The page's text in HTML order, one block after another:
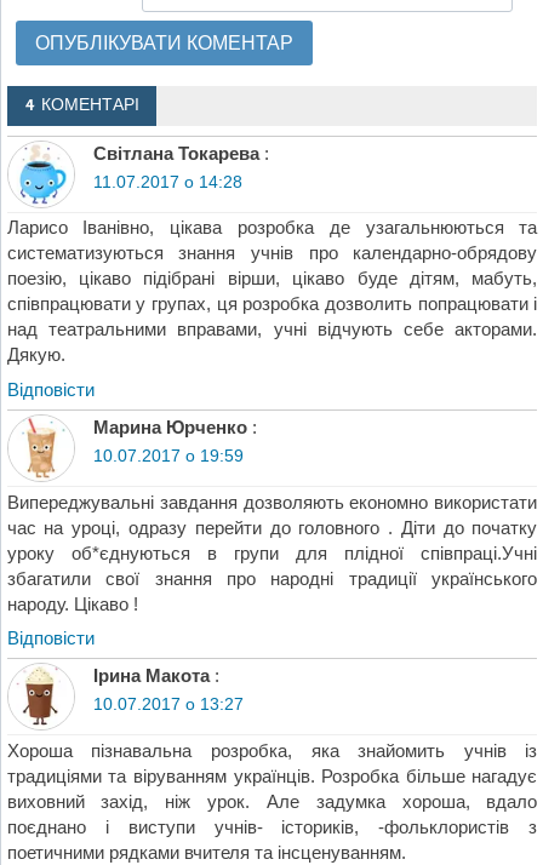
4 КОМЕНТАРІ
Світлана Токарева :
11.07.2017 о 14:28
Ларисо Іванівно, цікава розробка де узагальнюються та
систематизуються знання учнів про календарно-обрядову
поезію, цікаво підібрані вірши, цікаво буде дітям, мабуть,
співпрацювати у групах, ця розробка дозволить попрацювати і
над театральними вправами, учні відчують себе акторами.
Дякую.
Відповіcти
Марина Юрченко :
10.07.2017 о 19:59
Випереджувальні завдання дозволяють економно використати
час на уроці, одразу перейти до головного . Діти до початку
уроку об*єднуються в групи для плідної співпраці.Учні
збагатили свої знання про народні традиції українського
народу. Цікаво !
Відповіcти
Ірина Макота :
10.07.2017 о 13:27
Хороша пізнавальна розробка, яка знайомить учнів із
традиціями та віруванням українців. Розробка більше нагадує
виховний захід, ніж урок. Але задумка хороша, вдало
поєднано і виступи учнів- істориків, -фольклористів з
поетичними рядками вчителя та інсценуванням.